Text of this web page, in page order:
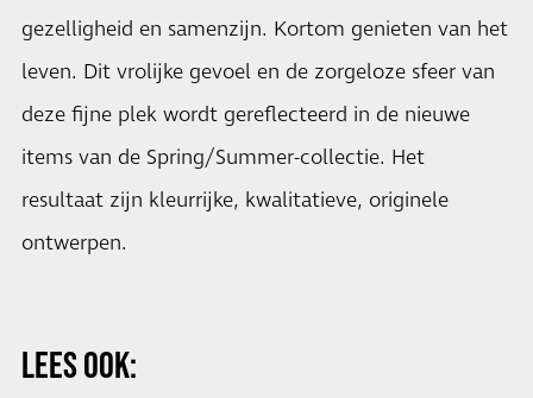
gezelligheid en samenzijn. Kortom genieten van het
leven. Dit vrolijke gevoel en de zorgeloze sfeer van
deze fijne plek wordt gereflecteerd in de nieuwe
items van de Spring/Summer-collectie. Het
resultaat zijn kleurrijke, kwalitatieve, originele
ontwerpen.
LEES OOK: